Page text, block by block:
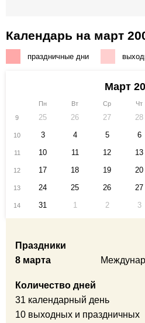
Календарь на март
праздничные дни
Март
Пн Вт Ср Чт
9
25 26 27 28
10 3 4 5 6
11 10 11 12 13
12 17 18 19 20
13 24 25 26 27
14 31 1 2 3
Праздники
8 марта
Количество дней
31 календарный день
10 выходных и праздничных